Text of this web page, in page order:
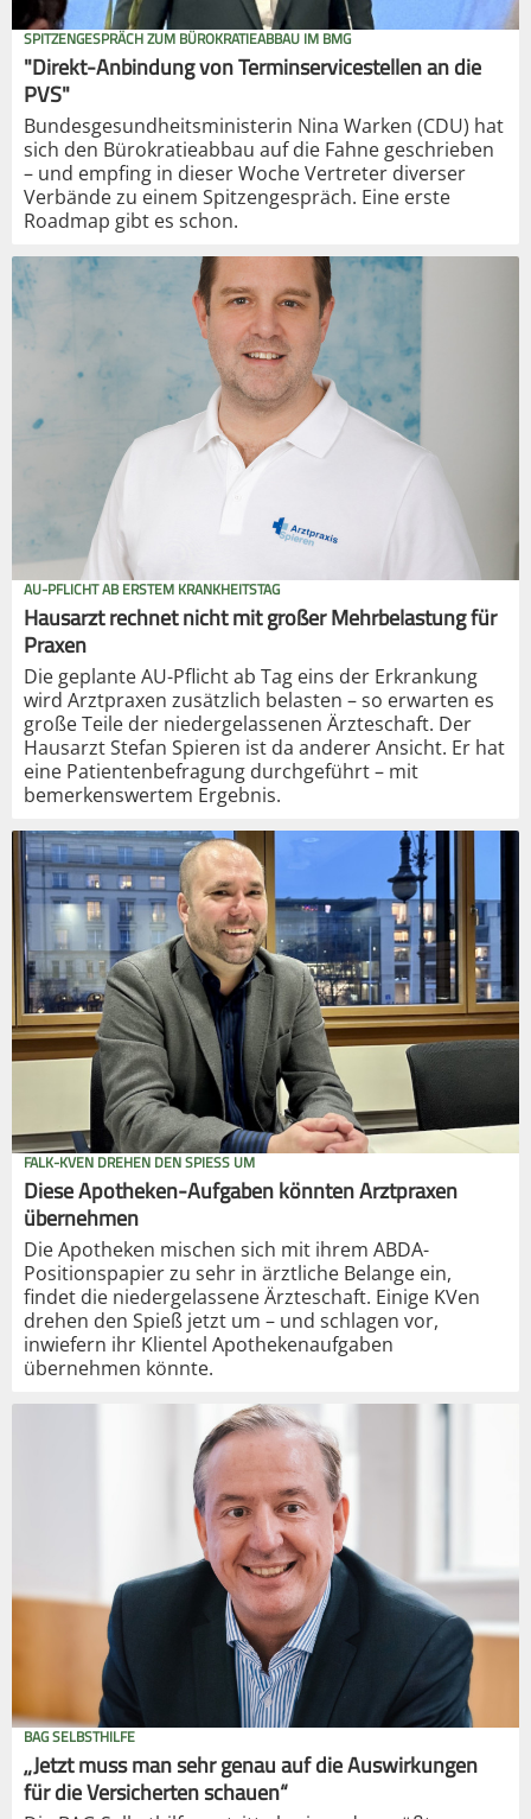
SPITZENGESPRÄCH ZUM BÜROKRATIEABBAU IM BMG
"Direkt-Anbindung von Terminservicestellen an die
PVS"
Bundesgesundheitsministerin Nina Warken (CDU) hat
sich den Bürokratieabbau auf die Fahne geschrieben
– und empfing in dieser Woche Vertreter diverser
Verbände zu einem Spitzengespräch. Eine erste
Roadmap gibt es schon.
AU-PFLICHT AB ERSTEM KRANKHEITSTAG
Hausarzt rechnet nicht mit großer Mehrbelastung für
Praxen
Die geplante AU-Pflicht ab Tag eins der Erkrankung
wird Arztpraxen zusätzlich belasten – so erwarten es
große Teile der niedergelassenen Ärzteschaft. Der
Hausarzt Stefan Spieren ist da anderer Ansicht. Er hat
eine Patientenbefragung durchgeführt – mit
bemerkenswertem Ergebnis.
FALK-KVEN DREHEN DEN SPIESS UM
Diese Apotheken-Aufgaben könnten Arztpraxen
übernehmen
Die Apotheken mischen sich mit ihrem ABDA-
Positionspapier zu sehr in ärztliche Belange ein,
findet die niedergelassene Ärzteschaft. Einige KVen
drehen den Spieß jetzt um – und schlagen vor,
inwiefern ihr Klientel Apothekenaufgaben
übernehmen könnte.
BAG SELBSTHILFE
„Jetzt muss man sehr genau auf die Auswirkungen
für die Versicherten schauen“